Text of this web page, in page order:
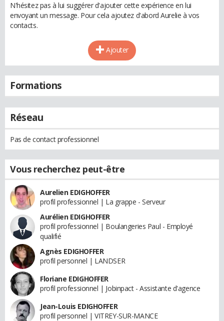
N'hésitez pas à lui suggérer d'ajouter cette expérience en lui
envoyant un message. Pour cela ajoutez d'abord Aurelie à vos
contacts.
Ajouter
Formations
Réseau
Pas de contact professionnel
Vous recherchez peut-être
Aurelien EDIGHOFFER
profil professionnel | La grappe - Serveur
Aurélien EDIGHOFFER
profil professionnel | Boulangeries Paul - Employé
qualifié
Agnès EDIGHOFFER
profil personnel | LANDSER
Floriane EDIGHOFFER
profil professionnel | Jobinpact - Assistante d'agence
Jean-Louis EDIGHOFFER
profil personnel | VITREY-SUR-MANCE